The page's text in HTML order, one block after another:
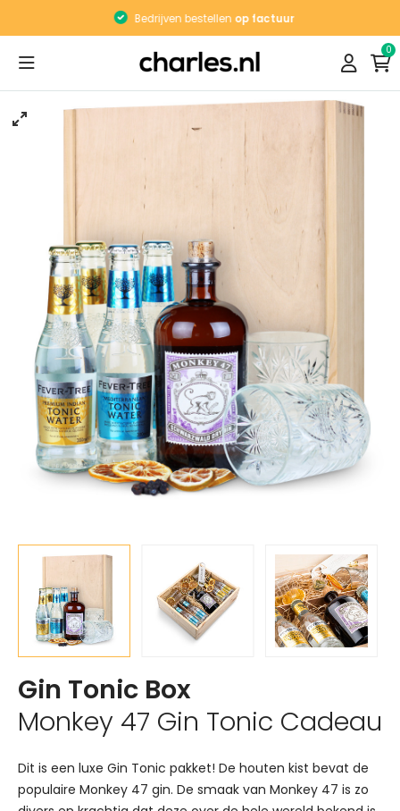
Bedrijven bestellenop factuur
0
Gin Tonic Box
Monkey 47 Gin Tonic Cadeau
Dit is een luxe Gin Tonic pakket! De houten kist bevat de
populaire Monkey 47 gin. De smaak van Monkey 47 is zo